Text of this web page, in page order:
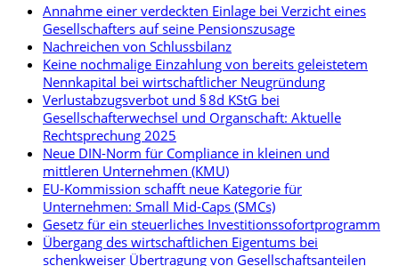
Annahme einer verdeckten Einlage bei Verzicht eines
Gesellschafters auf seine Pensionszusage
Nachreichen von Schlussbilanz
Keine nochmalige Einzahlung von bereits geleistetem
Nennkapital bei wirtschaftlicher Neugründung
Verlustabzugsverbot und § 8d KStG bei
Gesellschafterwechsel und Organschaft: Aktuelle
Rechtsprechung 2025
Neue DIN-Norm für Compliance in kleinen und
mittleren Unternehmen (KMU)
EU-Kommission schafft neue Kategorie für
Unternehmen: Small Mid-Caps (SMCs)
Gesetz für ein steuerliches Investitionssofortprogramm
Übergang des wirtschaftlichen Eigentums bei
schenkweiser Übertragung von Gesellschaftsanteilen